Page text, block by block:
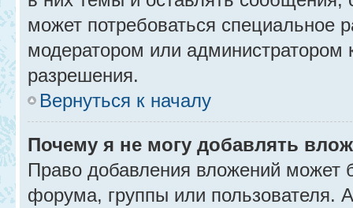
может потребоваться специальное
модератором или администратором
разрешения.
Вернуться к началу
Почему я не могу добавлять
Право добавления вложений может
форума, группы или пользователя.